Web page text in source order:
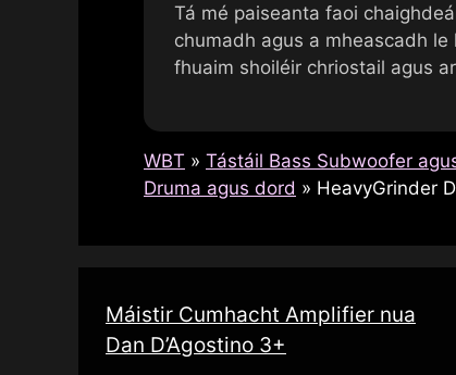
Tá mé paiseanta faoi
chumadh agus a mheascadh
fhuaim shoiléir chriostail agus
WBT » Tástáil Bass Subwoofer
Druma agus dord » HeavyGrinder
Máistir Cumhacht Amplifier nua
Dan D’Agostino 3+